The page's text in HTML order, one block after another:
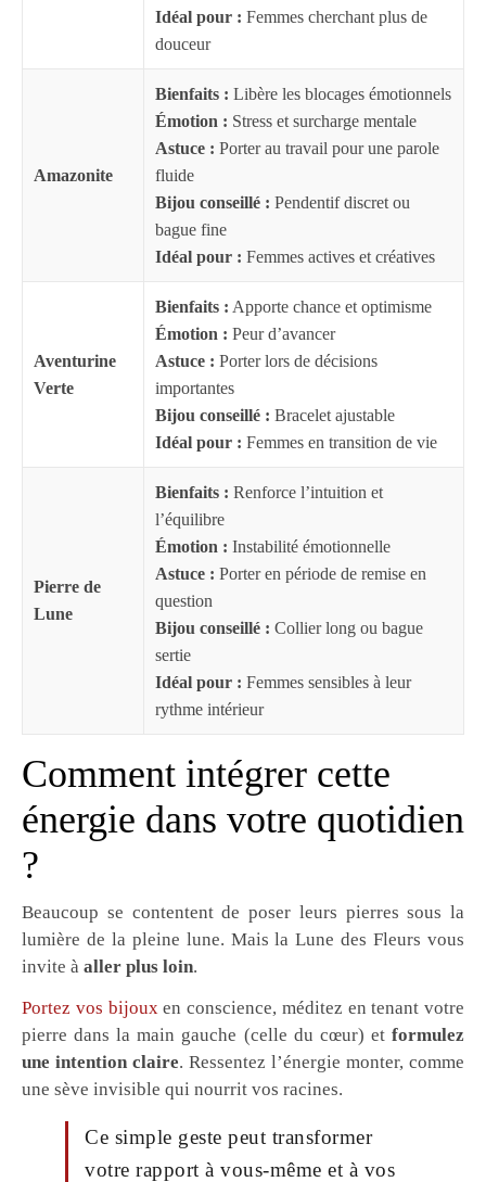
Idéal pour : Femmes cherchant plus de
douceur
Amazonite
Bienfaits : Libère les blocages émotionnels
Émotion : Stress et surcharge mentale
Astuce : Porter au travail pour une parole
fluide
Bijou conseillé : Pendentif discret ou
bague fine
Idéal pour : Femmes actives et créatives
Aventurine
Verte
Bienfaits : Apporte chance et optimisme
Émotion : Peur d’avancer
Astuce : Porter lors de décisions
importantes
Bijou conseillé : Bracelet ajustable
Idéal pour : Femmes en transition de vie
Pierre de
Lune
Bienfaits : Renforce l’intuition et
l’équilibre
Émotion : Instabilité émotionnelle
Astuce : Porter en période de remise en
question
Bijou conseillé : Collier long ou bague
sertie
Idéal pour : Femmes sensibles à leur
rythme intérieur
Comment intégrer cette
énergie dans votre quotidien
?
Beaucoup se contentent de poser leurs pierres sous la
lumière de la pleine lune. Mais la Lune des Fleurs vous
invite à aller plus loin.
Portez vos bijouxen conscience, méditez en tenant votre
pierre dans la main gauche (celle du cœur) et formulez
une intention claire. Ressentez l’énergie monter, comme
une sève invisible qui nourrit vos racines.
Ce simple geste peut transformer
votre rapport à vous-même et à vos